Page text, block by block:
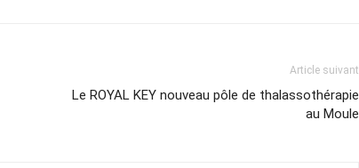
Article suivant
Le ROYAL KEY nouveau pôle de thalassothérapie
au Moule